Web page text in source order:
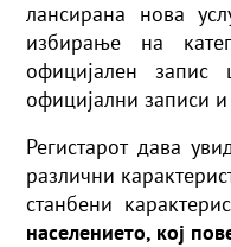
лансирана нова
избирање на
официјален
официјални записи и
Регистарот дава
различни
станбени
населението, кој